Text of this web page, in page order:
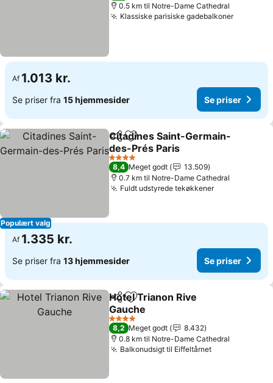
0.5 km til Notre-Dame Cathedral
Klassiske parisiske gadebalkonerSe
Af 1.013 kr.
Se priser fra 15 hjemmesider Se priser
Populært valg
Del Føj til favoritter
Citadines Saint-Germain-
des-Prés Paris
Se priser
4 Stjerner
8,4 Meget godt
13.509
0.7 km til Notre-Dame Cathedral
Fuldt udstyrede tekøkkenerSe priser
Af 1.335 kr.
Se priser fra 13 hjemmesider Se priser
Del Føj til favoritter
Hotel Trianon Rive
Gauche
Se priser
4 Stjerner
8,2 Meget godt
8.432
0.8 km til Notre-Dame Cathedral
Balkonudsigt til EiffeltårnetSe priser